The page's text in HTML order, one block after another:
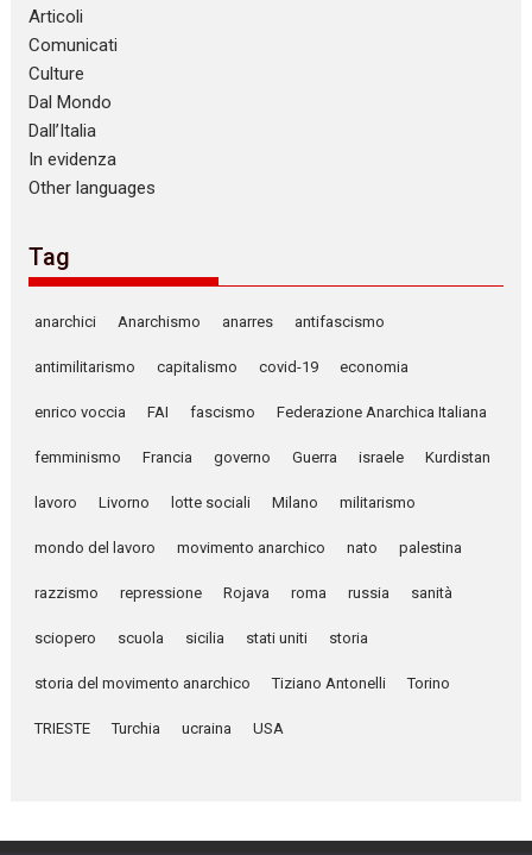
Articoli
Comunicati
Culture
Dal Mondo
Dall’Italia
In evidenza
Other languages
Tag
anarchici Anarchismo anarres antifascismo
antimilitarismo capitalismo covid-19 economia
enrico voccia FAI fascismo Federazione Anarchica Italiana
femminismo Francia governo Guerra israele Kurdistan
lavoro Livorno lotte sociali Milano militarismo
mondo del lavoro movimento anarchico nato palestina
razzismo repressione Rojava roma russia sanità
sciopero scuola sicilia stati uniti storia
storia del movimento anarchico Tiziano Antonelli Torino
TRIESTE Turchia ucraina USA